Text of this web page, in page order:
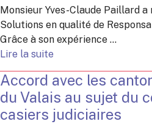
Monsieur Yves-Claude Paillard a
Solutions en qualité de
Grâce à son expérience ...
Lire la suite
Accord avec les
du Valais au sujet du
casiers judiciaires